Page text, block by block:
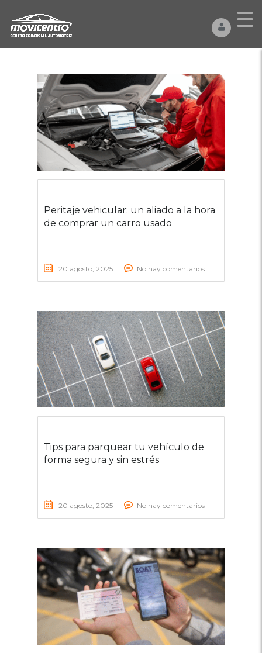
Peritaje vehicular: un aliado a la hora
de comprar un carro usado
20 agosto, 2025 No hay comentarios
Tips para parquear tu vehículo de
forma segura y sin estrés
20 agosto, 2025 No hay comentarios